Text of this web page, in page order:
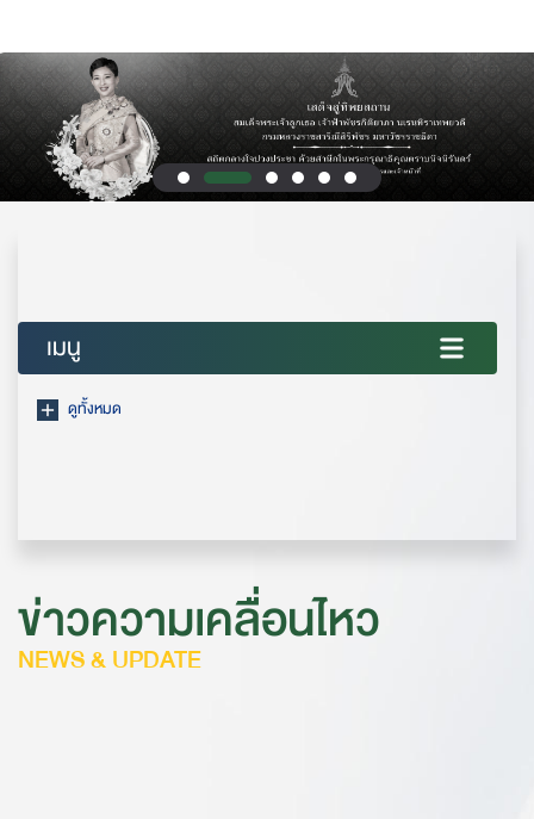
เมนู
ดูทั้งหมด
ข่าวความเคลื่อนไหว
NEWS & UPDATE